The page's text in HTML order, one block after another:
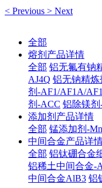
< Previous > Next
全部
熔剂产品详情
全部 铝无氟有钠
AJ4Q 铝无钠精炼
剂-AF1/AF1A/
剂-ACC 铝除镁
添加剂产品详情
全部 锰添加剂-
中间合金产品详
全部 铝钛硼合金
铝稀土中间合金-
中间合金AlB3 铝